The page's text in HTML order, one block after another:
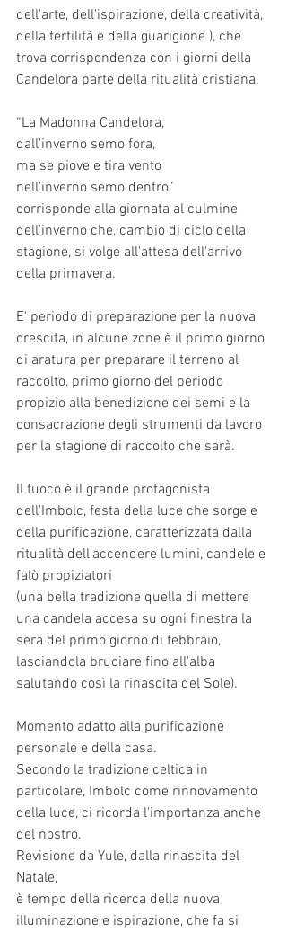
dell'arte, dell'ispirazione, della creatività,
della fertilità e della guarigione ), che
trova corrispondenza con i giorni della
Candelora parte della ritualità cristiana.
“La Madonna Candelora,
dall'inverno semo fora,
ma se piove e tira vento
nell'inverno semo dentro”
corrisponde alla giornata al culmine
dell'inverno che, cambio di ciclo della
stagione, si volge all'attesa dell'arrivo
della primavera.
E' periodo di preparazione per la nuova
crescita, in alcune zone è il primo giorno
di aratura per preparare il terreno al
raccolto, primo giorno del periodo
propizio alla benedizione dei semi e la
consacrazione degli strumenti da lavoro
per la stagione di raccolto che sarà.
Il fuoco è il grande protagonista
dell'Imbolc, festa della luce che sorge e
della purificazione, caratterizzata dalla
ritualità dell'accendere lumini, candele e
falò propiziatori
(una bella tradizione quella di mettere
una candela accesa su ogni finestra la
sera del primo giorno di febbraio,
lasciandola bruciare fino all'alba
salutando così la rinascita del Sole).
Momento adatto alla purificazione
personale e della casa.
Secondo la tradizione celtica in
particolare, Imbolc come rinnovamento
della luce, ci ricorda l'importanza anche
del nostro.
Revisione da Yule, dalla rinascita del
Natale,
è tempo della ricerca della nuova
illuminazione e ispirazione, che fa si